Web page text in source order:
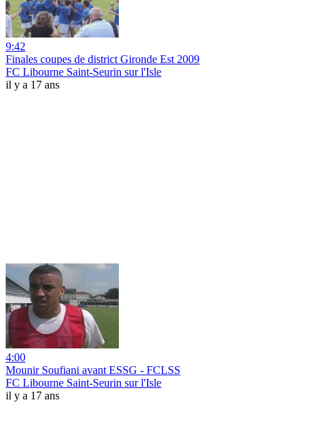
9:42
Finales coupes de district Gironde Est 2009
FC Libourne Saint-Seurin sur l'Isle
il y a 17 ans
4:00
Mounir Soufiani avant ESSG - FCLSS
FC Libourne Saint-Seurin sur l'Isle
il y a 17 ans